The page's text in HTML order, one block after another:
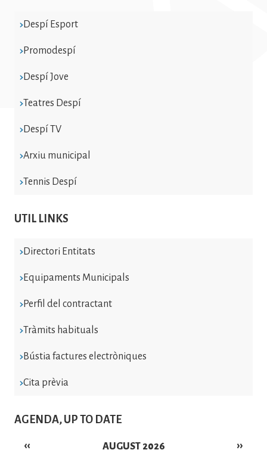
Despí Esport
Promodespí
Despí Jove
Teatres Despí
Despí TV
Arxiu municipal
Tennis Despí
UTIL LINKS
Directori Entitats
Equipaments Municipals
Perfil del contractant
Tràmits habituals
Bústia factures electròniques
Cita prèvia
AGENDA, UP TO DATE
AUGUST 2026
‹‹ ››